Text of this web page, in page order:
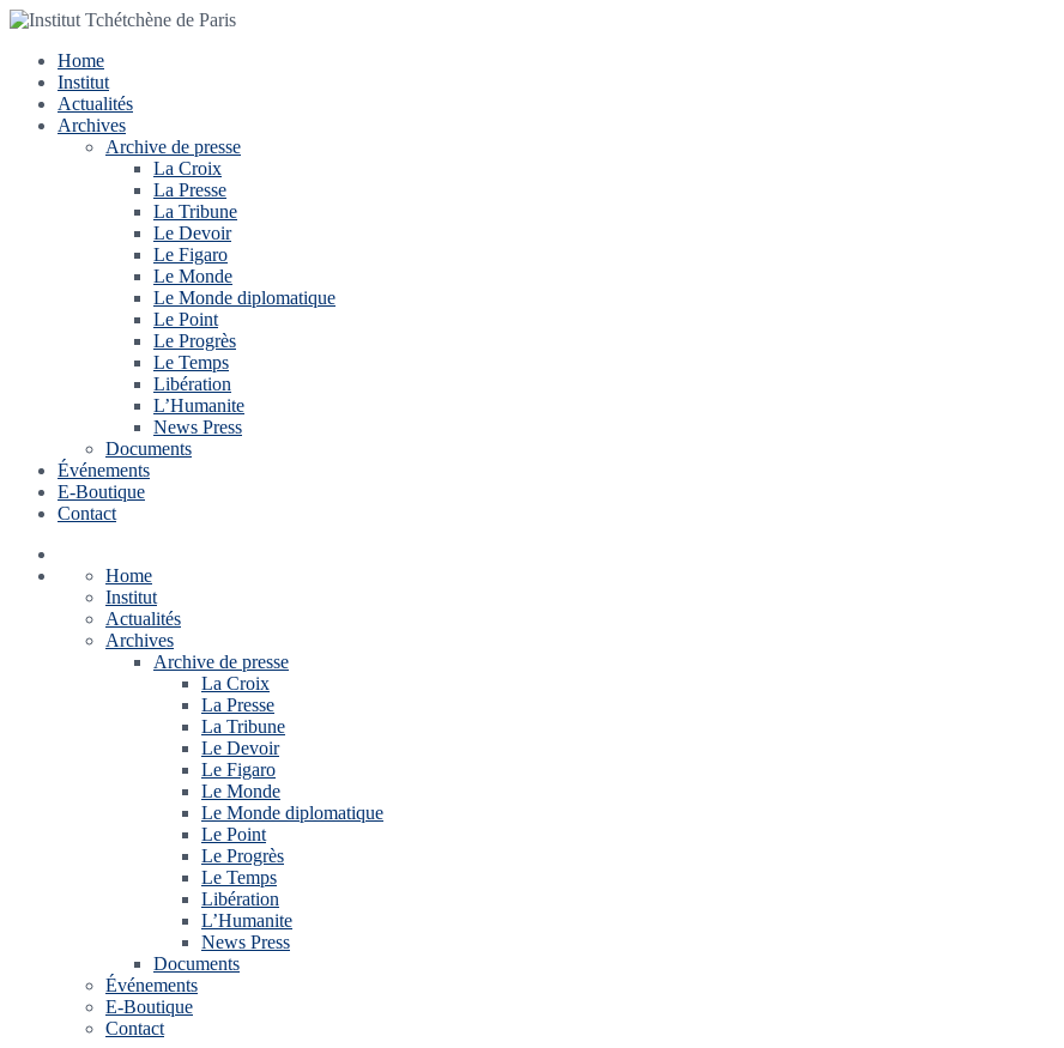
Home
Institut
Actualités
Archives
Archive de presse
La Croix
La Presse
La Tribune
Le Devoir
Le Figaro
Le Monde
Le Monde diplomatique
Le Point
Le Progrès
Le Temps
Libération
L’Humanite
News Press
Documents
Événements
E-Boutique
Contact
Home
Institut
Actualités
Archives
Archive de presse
La Croix
La Presse
La Tribune
Le Devoir
Le Figaro
Le Monde
Le Monde diplomatique
Le Point
Le Progrès
Le Temps
Libération
L’Humanite
News Press
Documents
Événements
E-Boutique
Contact